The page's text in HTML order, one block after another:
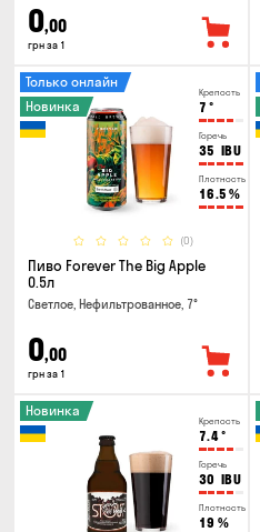
0,00
грн за 1
Крепость
7 °
Горечь
35 IBU
Плотность
16.5 %
(0)
Только онлайн
Новинка
Пиво Forever The Big Apple
0.5л
Светлое, Нефильтрованное, 7°
0,00
грн за 1
Крепость
7.4°
Горечь
30 IBU
Плотность
19 %
Новинка